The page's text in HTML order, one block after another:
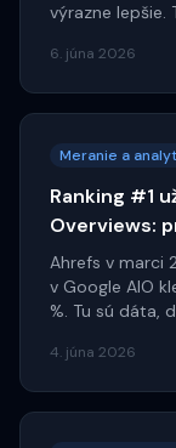
výrazne lepšie.
oplatí aj pri
6. júna 2026
Meranie a
Ranking #1
Overviews:
Ahrefs v marci
v Google AIO
%. Tu sú dáta,
4. júna 2026